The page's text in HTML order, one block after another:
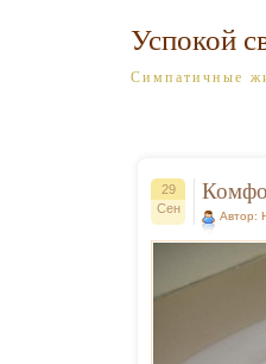
Успокой
Симпатичные
29
Сен
Автор: